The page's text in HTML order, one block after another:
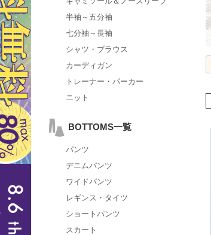
半袖～五分袖
七分袖～長袖
シャツ・ブラウス
カーディガン
トレーナー・パーカー
ニット
BOTTOMS一覧
パンツ
デニムパンツ
ワイドパンツ
レギンス・タイツ
ショートパンツ
スカート